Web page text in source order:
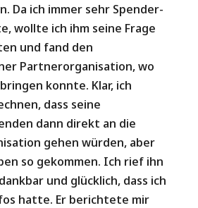
Da ich immer sehr Spender-
wollte ich ihm seine Frage
und fand den
Partnerorganisation, wo
konnte. Klar, ich
dass seine
dann direkt an die
gehen würden, aber
so gekommen. Ich rief ihn
und glücklich, dass ich
hatte. Er berichtete mir